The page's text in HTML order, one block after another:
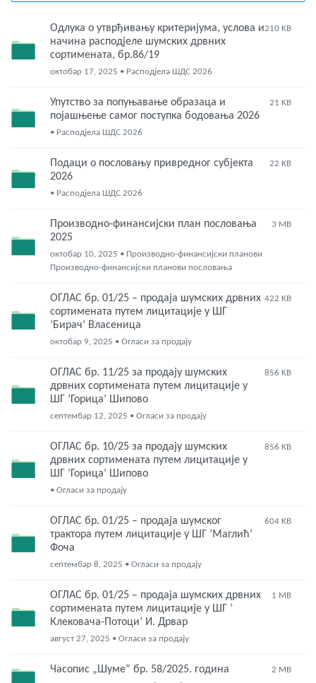
Одлука о утврђивању критеријума, услова и
начина расподјеле шумских дрвних
сортимената, бр.86/19
210 KB
октобар 17, 2025 • Расподјела ШДС 2026
Упутство за попуњавање образаца и
појашњење самог поступка бодовања 2026
21 KB
• Расподјела ШДС 2026
Подаци о пословању привредног субјекта
2026
22 KB
• Расподјела ШДС 2026
Производно-финансијски план пословања
2025
3 MB
октобар 10, 2025 • Производно-финансијски планови
Производно-финансијски планови пословања
ОГЛАС бр. 01/25 – продаја шумских дрвних
сортимената путем лицитације у ШГ
‘Бирач’ Власеница
422 KB
октобар 9, 2025 • Огласи за продају
ОГЛАС бр. 11/25 за продају шумских
дрвних сортимената путем лицитације у
ШГ ‘Горица’ Шипово
856 KB
септембар 12, 2025 • Огласи за продају
ОГЛАС бр. 10/25 за продају шумских
дрвних сортимената путем лицитације у
ШГ ‘Горица’ Шипово
856 KB
• Огласи за продају
ОГЛАС бр. 01/25 – продаја шумског
трактора путем лицитације у ШГ ‘Маглић’
Фоча
604 KB
септембар 8, 2025 • Огласи за продају
ОГЛАС бр. 01/25 – продаја шумских дрвних
сортимената путем лицитације у ШГ ‘
Клековача-Потоци’ И. Дрвар
1 MB
август 27, 2025 • Огласи за продају
Часопис „Шуме“ бр. 58/2025. година
2 MB